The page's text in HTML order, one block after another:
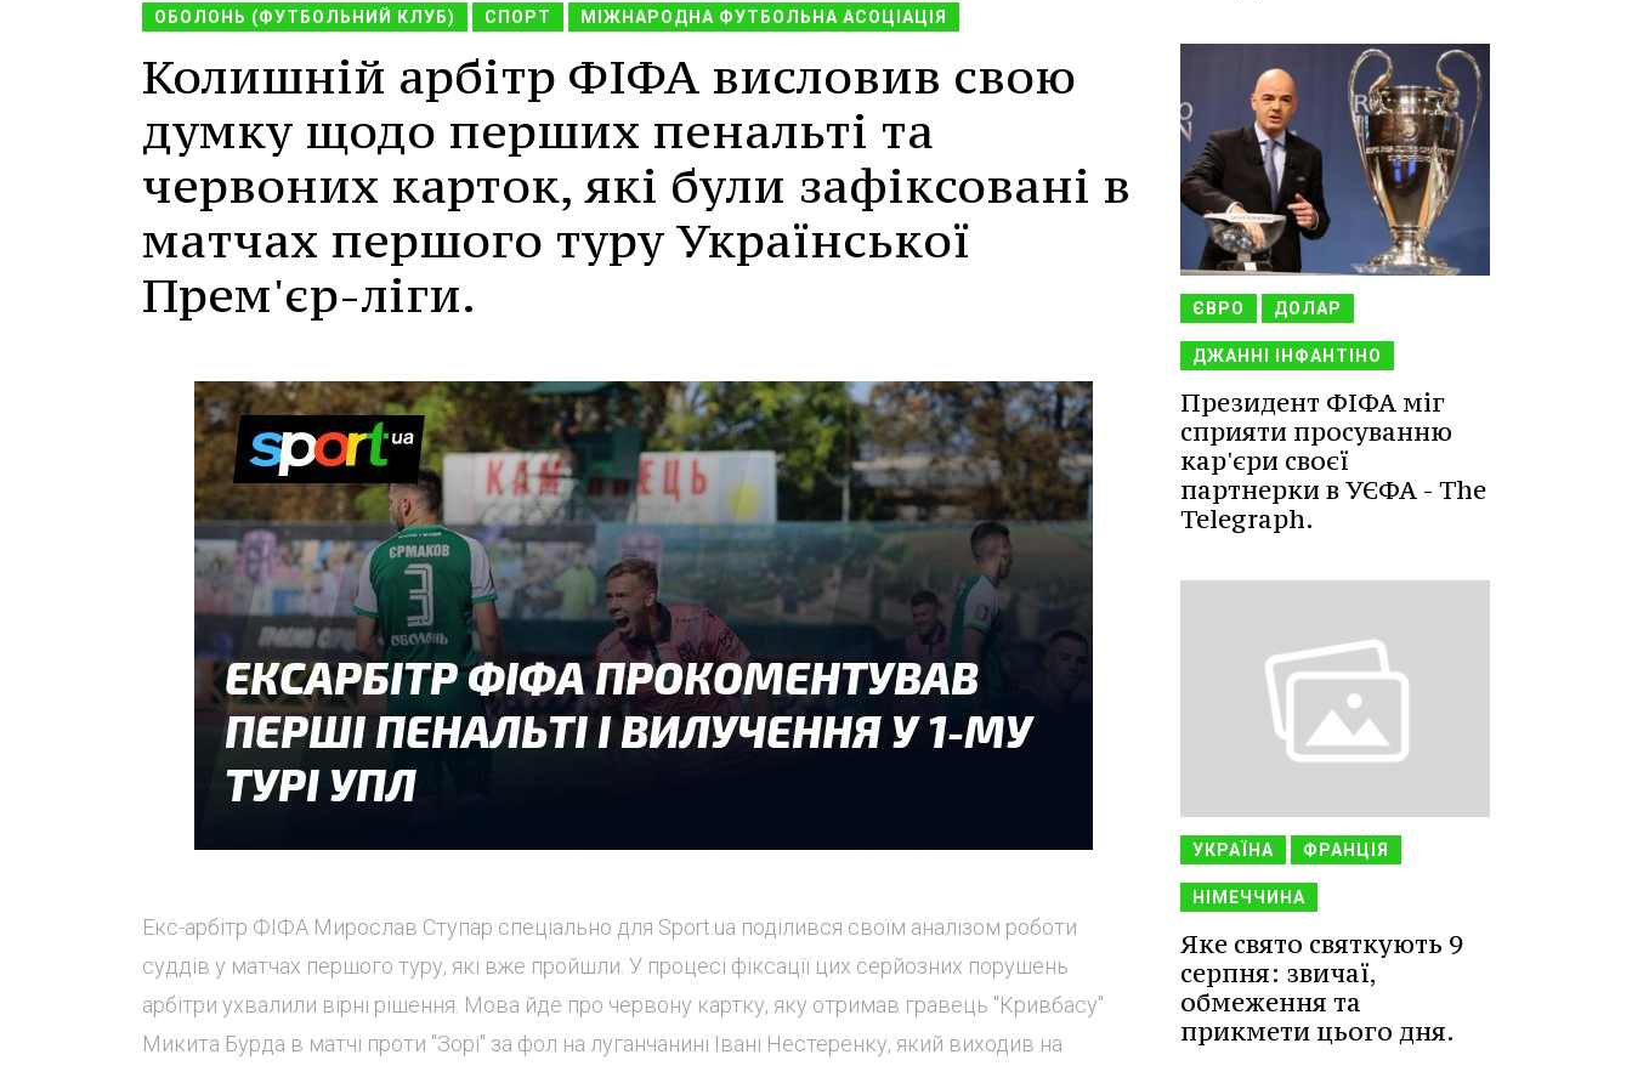
ОБОЛОНЬ (ФУТБОЛЬНИЙ КЛУБ) СПОРТ МІЖНАРОДНА ФУТБОЛЬНА АСОЦІАЦІЯ
Колишній арбітр ФІФА висловив свою
думку щодо перших пенальті та
червоних карток, які були зафіксовані в
матчах першого туру Української
Прем'єр-ліги.
Екс-арбітр ФІФА Мирослав Ступар спеціально для Sport.ua поділився своїм аналізом роботи
суддів у матчах першого туру, які вже пройшли. У процесі фіксації цих серйозних порушень
арбітри ухвалили вірні рішення. Мова йде про червону картку, яку отримав гравець "Кривбасу"
Микита Бурда в матчі проти "Зорі" за фол на луганчанині Івані Нестеренку, який виходив на
ЄВРО ДОЛАР
ДЖАННІ ІНФАНТІНО
Президент ФІФА міг
сприяти просуванню
кар'єри своєї
партнерки в УЄФА - The
Telegraph.
УКРАЇНА ФРАНЦІЯ
НІМЕЧЧИНА
Яке свято святкують 9
серпня: звичаї,
обмеження та
прикмети цього дня.